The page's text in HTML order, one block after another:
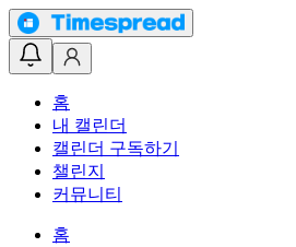
홈
내 캘린더
캘린더 구독하기
챌린지
커뮤니티
홈